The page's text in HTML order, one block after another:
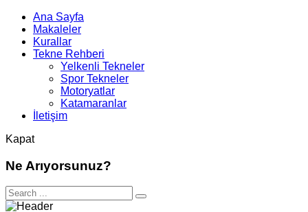
Ana Sayfa
Makaleler
Kurallar
Tekne Rehberi
Yelkenli Tekneler
Spor Tekneler
Motoryatlar
Katamaranlar
İletişim
Kapat
Ne Arıyorsunuz?